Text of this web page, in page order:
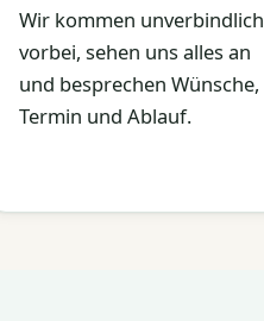
Wir kommen unverbindlich
vorbei, sehen uns alles an
und besprechen Wünsche,
Termin und Ablauf.